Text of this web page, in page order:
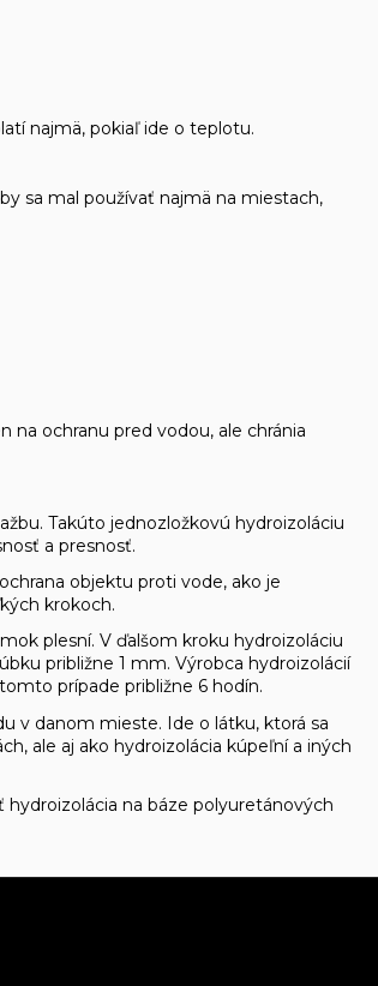
najmä, pokiaľ ide o teplotu.
sa mal používať najmä na miestach,
na ochranu pred vodou, ale chránia
Takúto jednozložkovú hydroizoláciu
a presnosť.
objektu proti vode, ako je
krokoch.
plesní. V ďalšom kroku hydroizoláciu
približne 1 mm. Výrobca hydroizolácií
prípade približne 6 hodín.
v danom mieste. Ide o látku, ktorá sa
ale aj ako hydroizolácia kúpeľní a iných
na báze polyuretánových